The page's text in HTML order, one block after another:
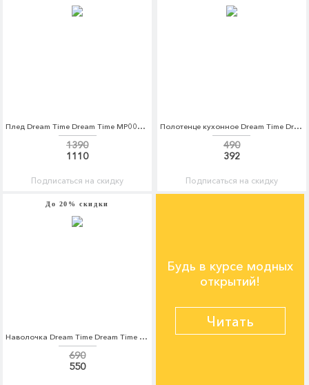
Плед Dream Time Dream Time MP002XC00OP7
1390
1110
Подписаться на скидку
Полотенце кухонное Dream Time Dream Time MP002XU0E2LF
490
392
Подписаться на скидку
До 20% скидки
Наволочка Dream Time Dream Time MP002XU0E021
690
550
Будь в курсе модных
открытий!
Читать